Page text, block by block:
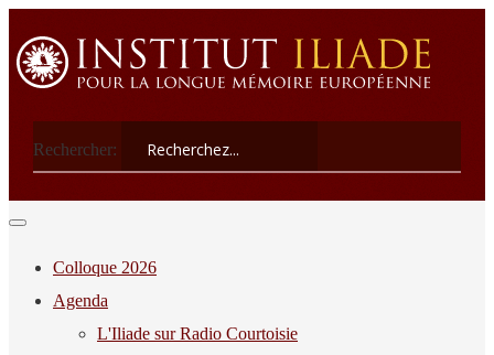
Rechercher:
Colloque 2026
Agenda
L'Iliade sur Radio Courtoisie